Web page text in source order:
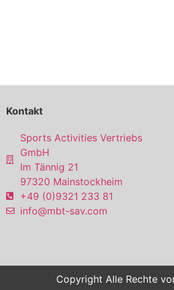
Kontakt
Sports Activities Vertriebs
GmbH
Im Tännig 21
97320 Mainstockheim
+49 (0)9321 233 81
info@mbt-sav.com
Copyright Alle Rechte